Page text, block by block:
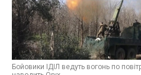
Бойовики ІДІЛ ведуть вогонь по